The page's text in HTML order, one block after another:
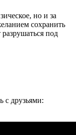
но и за
сохранить
под
с друзьями: